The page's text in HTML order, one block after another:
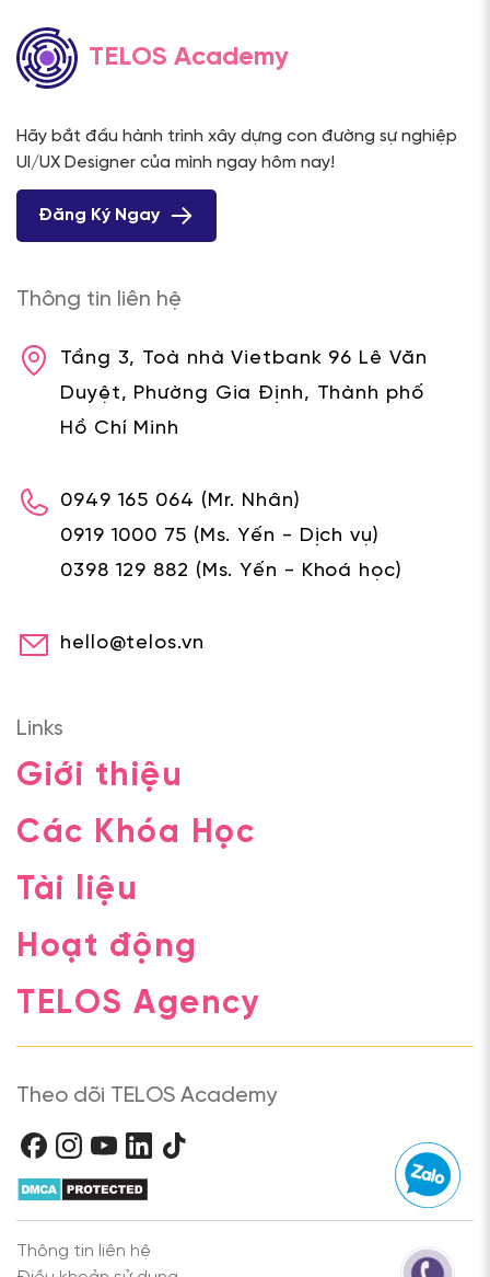
TELOS Academy
Hãy bắt đầu hành trình xây dựng con đường sự nghiệp
UI/UX Designer của mình ngay hôm nay!
Đăng Ký Ngay
Thông tin liên hệ
Tầng 3, Toà nhà Vietbank 96 Lê Văn
Duyệt, Phường Gia Định, Thành phố
Hồ Chí Minh
0949 165 064 (Mr. Nhân)
0919 1000 75 (Ms. Yến - Dịch vụ)
0398 129 882 (Ms. Yến - Khoá học)
hello@telos.vn
Links
Giới thiệu
Các Khóa Học
Tài liệu
Hoạt động
TELOS Agency
Theo dõi TELOS Academy
Thông tin liên hệ